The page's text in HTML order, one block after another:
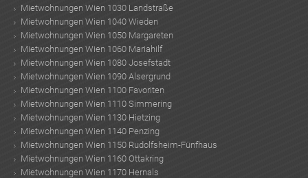
Mietwohnungen Wien 1030 Landstraße
Mietwohnungen Wien 1040 Wieden
Mietwohnungen Wien 1050 Margareten
Mietwohnungen Wien 1060 Mariahilf
Mietwohnungen Wien 1080 Josefstadt
Mietwohnungen Wien 1090 Alsergrund
Mietwohnungen Wien 1100 Favoriten
Mietwohnungen Wien 1110 Simmering
Mietwohnungen Wien 1130 Hietzing
Mietwohnungen Wien 1140 Penzing
Mietwohnungen Wien 1150 Rudolfsheim-Fünfhaus
Mietwohnungen Wien 1160 Ottakring
Mietwohnungen Wien 1170 Hernals